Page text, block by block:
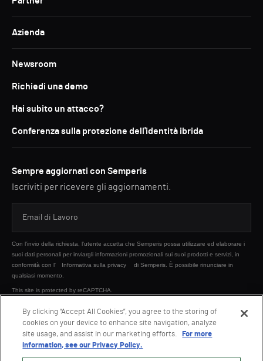
Azienda
Newsroom
Richiedi una demo
Hai subito un attacco?
Conferenza sulla protezione dell'identità ibrida
Sempre aggiornati con Semperis
Iscriviti per ricevere gli aggiornamenti.
Con l'invio della richiesta, l'utente accetta che Semperis possa utilizzare ed elaborare i
suoi dati personali per inviargli informazioni promozionali sui suoi prodotti e servizi, in
conformità con l'
Informativa sulla privacy
di Semperis. È possibile rinunciare in
qualsiasi momento.
This site is protected by reCAPTCHA.
INVIA
By clicking “Accept All Cookies”, you agree to the storing of
cookies on your device to enhance site navigation, analyze
site usage, and assist in our marketing efforts.
For more
information, see our Privacy Policy.